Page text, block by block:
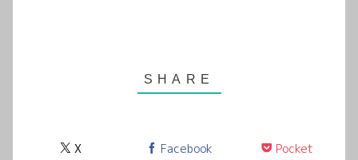
X Facebook Pocket